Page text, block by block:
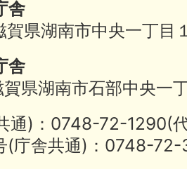
舎
県湖南市中央一丁目
舎
県湖南市石部中央一
通)：0748-72-
(庁舎共通)：0748-